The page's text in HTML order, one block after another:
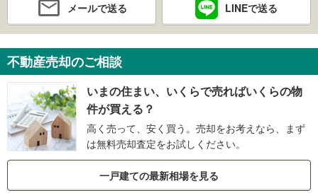
メールで送る LINEで送る
不動産売却のご相談
いまの住まい、いくらで売ればいくらの物
件が買える？
高く売って、安く買う。売却をお考えなら、まず
は無料売却査定をお試しください。
一戸建ての最新相場を見る